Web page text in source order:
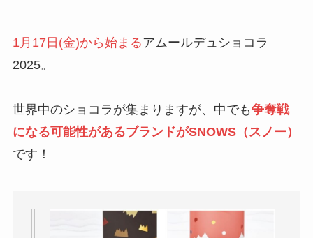
1月17日(金)から始まるアムールデュショコラ
2025。
世界中のショコラが集まりますが、中でも争奪戦
になる可能性があるブランドがSNOWS（スノー）
です！